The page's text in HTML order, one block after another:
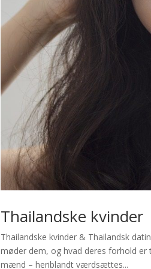
Thailandske kvinder
Thailandske kvinder & Thailandsk
møder dem, og hvad deres forhold
mænd – heriblandt værdsættes...